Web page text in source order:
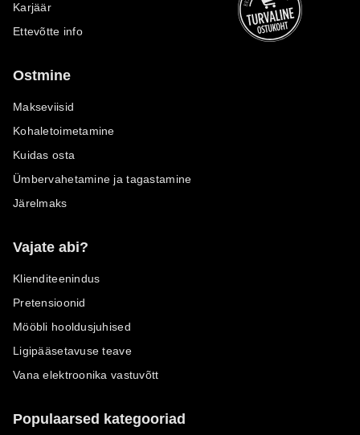
Karjäär
Ettevõtte info
Ostmine
Makseviisid
Kohaletoimetamine
Kuidas osta
Ümbervahetamine ja tagastamine
Järelmaks
Vajate abi?
Klienditeenindus
Pretensioonid
Mööbli hooldusjuhised
Ligipääsetavuse teave
Vana elektroonika vastuvõtt
Populaarsed kategooriad